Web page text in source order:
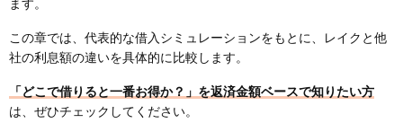
ます。
この章では、代表的な借入シミュレーションをもとに、レイクと他
社の利息額の違いを具体的に比較します。
「どこで借りると一番お得か？」を返済金額ベースで知りたい方
は、ぜひチェックしてください。